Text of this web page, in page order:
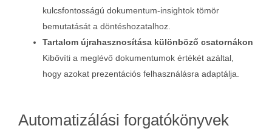
kulcsfontosságú dokumentum‑insightok tömör
bemutatását a döntéshozatalhoz.
Tartalom újrahasznosítása különböző csatornákon
Kibővíti a meglévő dokumentumok értékét azáltal,
hogy azokat prezentációs felhasználásra adaptálja.
Automatizálási forgatókönyvek